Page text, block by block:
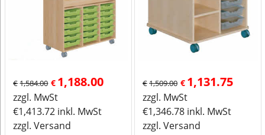
€1,584.00 € 1,188.00
zzgl. MwSt
€1,413.72 inkl. MwSt
zzgl. Versand
€1,509.00 € 1,131.75
zzgl. MwSt
€1,346.78 inkl. MwSt
zzgl. Versand